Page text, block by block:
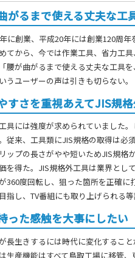
がるまで使える丈夫な工
に創業、平成20年には創業120周
てから、今では作業工具、省力工
腰が曲がるまで使える丈夫な工具
うユーザーの声は引きも切らない。
すさを重視あえてJIS規
工具には強度が求められていました
従来、工具類にJIS規格の取得は必
ップの長さがやや短いためJIS規格
を得た。JIS規格外工具は業界とし
360度回転し、狙った箇所を正確
指し、TV番組にも取り上げられる等
った感触を大事にしたい
が長生きするには時代に変化する
生産機能はすべて鳥取工場に移管